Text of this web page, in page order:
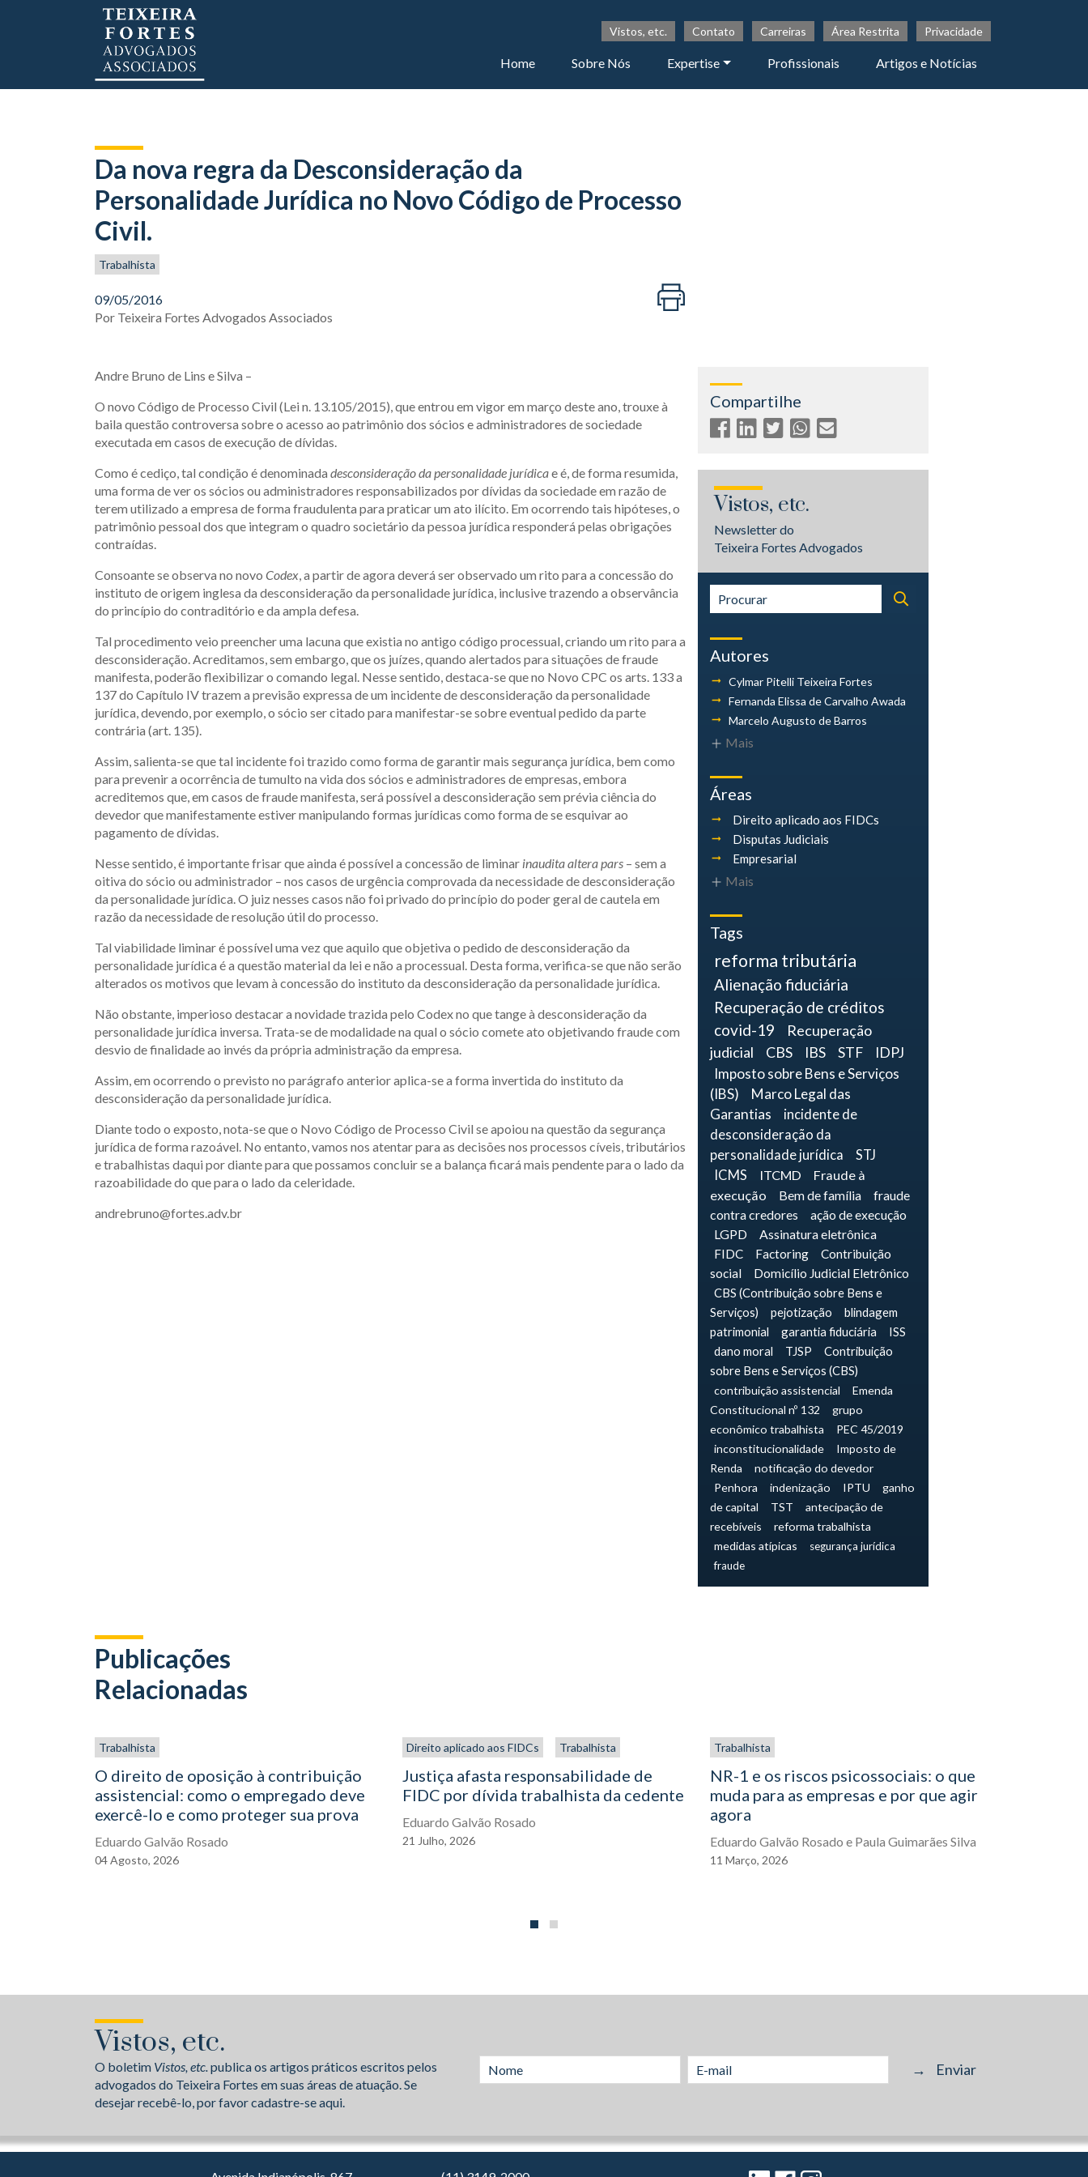
Vistos, etc. Contato Carreiras Área Restrita Privacidade
Home Sobre Nós Expertise Profissionais Artigos e Notícias
Da nova regra da Desconsideração da
Personalidade Jurídica no Novo Código de Processo
Civil.
Trabalhista
09/05/2016
Por Teixeira Fortes Advogados Associados
Andre Bruno de Lins e Silva –
O novo Código de Processo Civil (Lei n. 13.105/2015), que entrou em vigor em março deste ano, trouxe à
baila questão controversa sobre o acesso ao patrimônio dos sócios e administradores de sociedade
executada em casos de execução de dívidas.
Como é cediço, tal condição é denominada desconsideração da personalidade jurídicae é, de forma resumida,
uma forma de ver os sócios ou administradores responsabilizados por dívidas da sociedade em razão de
terem utilizado a empresa de forma fraudulenta para praticar um ato ilícito. Em ocorrendo tais hipóteses, o
patrimônio pessoal dos que integram o quadro societário da pessoa jurídica responderá pelas obrigações
contraídas.
Consoante se observa no novo Codex, a partir de agora deverá ser observado um rito para a concessão do
instituto de origem inglesa da desconsideração da personalidade jurídica, inclusive trazendo a observância
do princípio do contraditório e da ampla defesa.
Tal procedimento veio preencher uma lacuna que existia no antigo código processual, criando um rito para a
desconsideração. Acreditamos, sem embargo, que os juízes, quando alertados para situações de fraude
manifesta, poderão flexibilizar o comando legal. Nesse sentido, destaca-se que no Novo CPC os arts. 133 a
137 do Capítulo IV trazem a previsão expressa de um incidente de desconsideração da personalidade
jurídica, devendo, por exemplo, o sócio ser citado para manifestar-se sobre eventual pedido da parte
contrária (art. 135).
Assim, salienta-se que tal incidente foi trazido como forma de garantir mais segurança jurídica, bem como
para prevenir a ocorrência de tumulto na vida dos sócios e administradores de empresas, embora
acreditemos que, em casos de fraude manifesta, será possível a desconsideração sem prévia ciência do
devedor que manifestamente estiver manipulando formas jurídicas como forma de se esquivar ao
pagamento de dívidas.
Nesse sentido, é importante frisar que ainda é possível a concessão de liminar inaudita altera pars – sem a
oitiva do sócio ou administrador – nos casos de urgência comprovada da necessidade de desconsideração
da personalidade jurídica. O juiz nesses casos não foi privado do princípio do poder geral de cautela em
razão da necessidade de resolução útil do processo.
Tal viabilidade liminar é possível uma vez que aquilo que objetiva o pedido de desconsideração da
personalidade jurídica é a questão material da lei e não a processual. Desta forma, verifica-se que não serão
alterados os motivos que levam à concessão do instituto da desconsideração da personalidade jurídica.
Não obstante, imperioso destacar a novidade trazida pelo Codex no que tange à desconsideração da
personalidade jurídica inversa. Trata-se de modalidade na qual o sócio comete ato objetivando fraude com
desvio de finalidade ao invés da própria administração da empresa.
Assim, em ocorrendo o previsto no parágrafo anterior aplica-se a forma invertida do instituto da
desconsideração da personalidade jurídica.
Diante todo o exposto, nota-se que o Novo Código de Processo Civil se apoiou na questão da segurança
jurídica de forma razoável. No entanto, vamos nos atentar para as decisões nos processos cíveis, tributários
e trabalhistas daqui por diante para que possamos concluir se a balança ficará mais pendente para o lado da
razoabilidade do que para o lado da celeridade.
andrebruno@fortes.adv.br
Compartilhe
Vistos, etc.
Newsletter do
Teixeira Fortes Advogados
Autores
Cylmar Pitelli Teixeira Fortes
Fernanda Elissa de Carvalho Awada
Marcelo Augusto de Barros
Mais
Áreas
Direito aplicado aos FIDCs
Disputas Judiciais
Empresarial
Mais
Tags
reforma tributária
Alienação fiduciária
Recuperação de créditos
covid-19
Recuperação
judicial
CBS IBS STF
IDPJ
Imposto sobre Bens e Serviços
(IBS)
Marco Legal das
Garantias
incidente de
desconsideração da
personalidade jurídica
STJ
ICMS
ITCMD
Fraude à
execução
Bem de família
fraude
contra credores
ação de execução
LGPD
Assinatura eletrônica
FIDC Factoring
Contribuição
social
Domicílio Judicial Eletrônico
CBS (Contribuição sobre Bens e
Serviços)
pejotização
blindagem
patrimonial
garantia fiduciária
ISS
dano moral
TJSP
Contribuição
sobre Bens e Serviços (CBS)
contribuição assistencial
Emenda
Constitucional nº 132
grupo
econômico trabalhista
PEC 45/2019
inconstitucionalidade
Imposto de
Renda
notificação do devedor
Penhora
indenização IPTU
ganho
de capital
TST
antecipação de
recebíveis
reforma trabalhista
medidas atípicas
segurança jurídica
fraude
Publicações
Relacionadas
Trabalhista
O direito de oposição à contribuição
assistencial: como o empregado deve
exercê-lo e como proteger sua prova
Eduardo Galvão Rosado
04Agosto, 2026
Direito aplicado aos FIDCs Trabalhista
Justiça afasta responsabilidade de
FIDC por dívida trabalhista da cedente
Eduardo Galvão Rosado
21 Julho, 2026
Trabalhista
NR-1 e os riscos psicossociais: o que
muda para as empresas e por que agir
agora
Eduardo Galvão Rosado e Paula Guimarães Silva
11 Março, 2026
Vistos, etc.
O boletim Vistos, etc.publica os artigos práticos escritos pelos
advogados do Teixeira Fortes em suas áreas de atuação. Se
desejar recebê-lo, por favor cadastre-se aqui.